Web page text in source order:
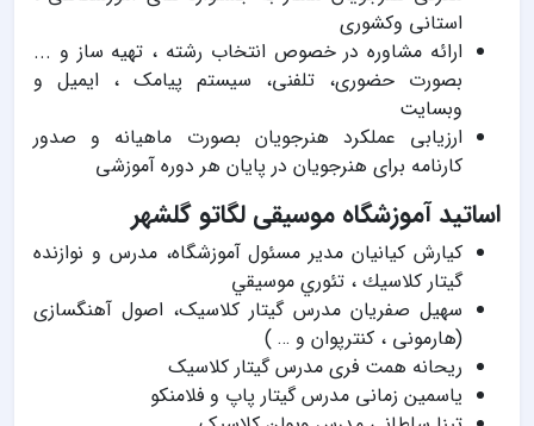
استانی وکشوری
ارائه مشاوره در خصوص انتخاب رشته ، تهیه ساز و ...
بصورت حضوری، تلفنی، سیستم پیامک ، ایمیل و
وبسایت
ارزیابی عملکرد هنرجویان بصورت ماهیانه و صدور
کارنامه برای هنرجویان در پایان هر دوره آموزشی
اساتید آموزشگاه موسیقی لگاتو گلشهر
کیارش کیانیان مدير مسئول آموزشگاه، مدرس و نوازنده
گيتار كلاسيك ، تئوري موسيقي
سهیل صفریان مدرس گیتار کلاسیک، اصول آهنگسازی
(هارمونی ، کنترپوان و … )
ریحانه همت فری مدرس گیتار کلاسیک
یاسمین زمانی مدرس گیتار پاپ و فلامنکو